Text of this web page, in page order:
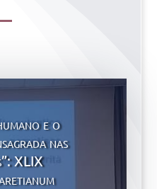
e o
nas
XLIX